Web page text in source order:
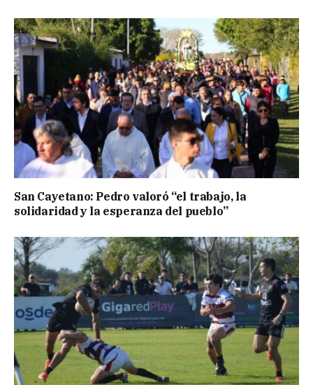
San Cayetano: Pedro valoró “el trabajo, la
solidaridad y la esperanza del pueblo”